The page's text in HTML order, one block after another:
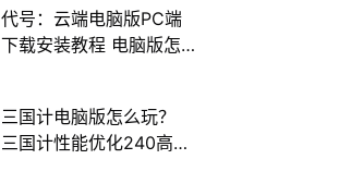
代号：云端电脑版PC端
下载安装教程 电脑版怎
三国计电脑版怎么玩？
三国计性能优化240高帧